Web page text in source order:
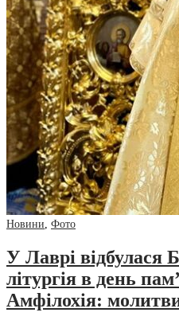
Новини Фото
У Лаврі відбулася
літургія в день
Амфілохія: